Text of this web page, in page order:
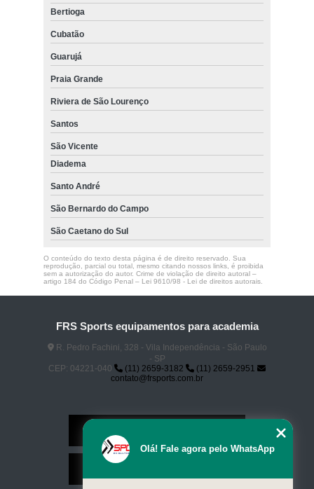
Bertioga
Cubatão
Guarujá
Praia Grande
Riviera de São Lourenço
Santos
São Vicente
Diadema
Santo André
São Bernardo do Campo
São Caetano do Sul
O conteúdo do texto desta página é de direito reservado. Sua
reprodução, parcial ou total, mesmo citando nossos links, é proibida
sem a autorização do autor. Crime de violação de direito autoral –
artigo 184 do Código Penal – Lei 9610/98 - Lei de direitos autorais.
FRS Sports equipamentos para academia
R. Pedro Fachini, 328 - Vila Independência - São Paulo
- SP
CEP: 04221-040
(11) 2659-3182
(11) 2659-2951
contato@frsports.com.br
Olá! Fale agora pelo WhatsApp